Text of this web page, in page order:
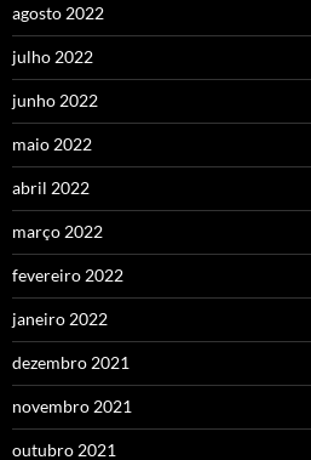
agosto 2022
julho 2022
junho 2022
maio 2022
abril 2022
março 2022
fevereiro 2022
janeiro 2022
dezembro 2021
novembro 2021
outubro 2021